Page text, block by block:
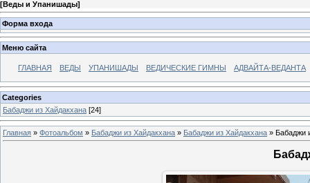
[Веды и Упанишады]
Форма входа
Меню сайта
ГЛАВНАЯ ВЕДЫ УПАНИШАДЫ ВЕДИЧЕСКИЕ ГИМНЫ АДВАЙТА-ВЕДАНТА
Categories
Бабаджи из Хайдакхана [24]
Главная » Фотоальбом » Бабаджи из Хайдакхана » Бабаджи из Хайдакхана » Бабаджи